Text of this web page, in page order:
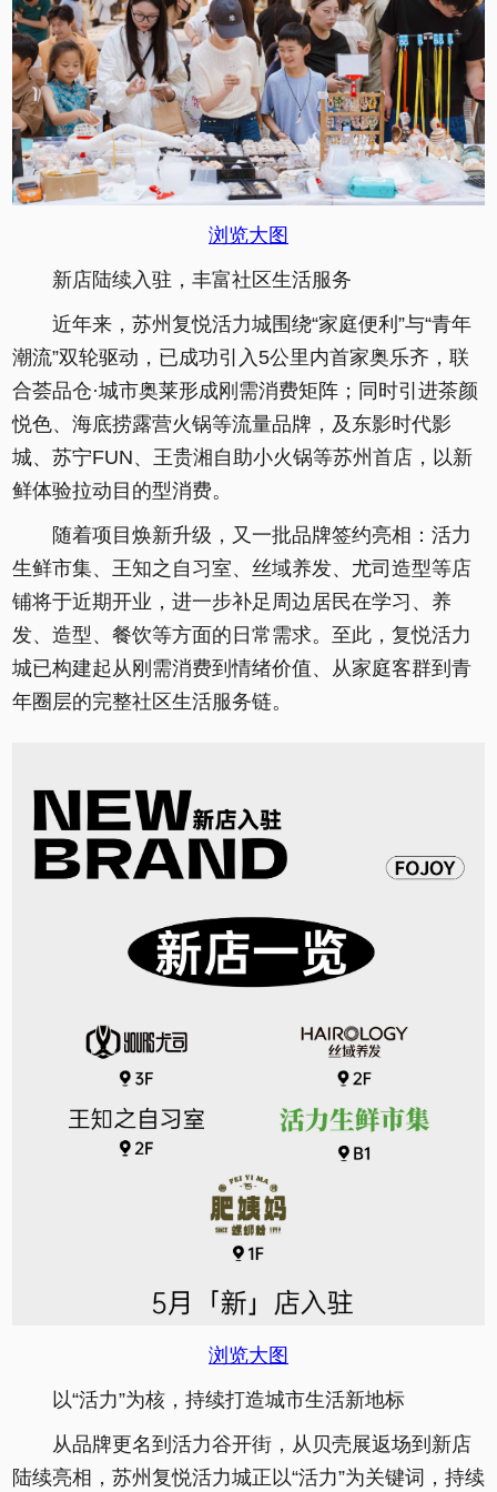
浏览大图
新店陆续入驻，丰富社区生活服务
近年来，苏州复悦活力城围绕“家庭便利”与“青年
潮流”双轮驱动，已成功引入5公里内首家奥乐齐，联
合荟品仓·城市奥莱形成刚需消费矩阵；同时引进茶颜
悦色、海底捞露营火锅等流量品牌，及东影时代影
城、苏宁FUN、王贵湘自助小火锅等苏州首店，以新
鲜体验拉动目的型消费。
随着项目焕新升级，又一批品牌签约亮相：活力
生鲜市集、王知之自习室、丝域养发、尤司造型等店
铺将于近期开业，进一步补足周边居民在学习、养
发、造型、餐饮等方面的日常需求。至此，复悦活力
城已构建起从刚需消费到情绪价值、从家庭客群到青
年圈层的完整社区生活服务链。
浏览大图
以“活力”为核，持续打造城市生活新地标
从品牌更名到活力谷开街，从贝壳展返场到新店
陆续亮相，苏州复悦活力城正以“活力”为关键词，持续